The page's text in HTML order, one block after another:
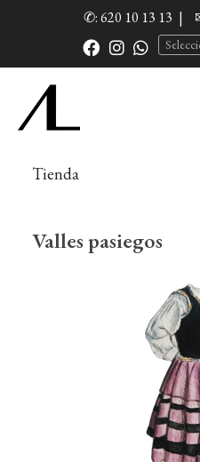
✆: 620 10 13 13 |
Tienda
Valles pasiegos